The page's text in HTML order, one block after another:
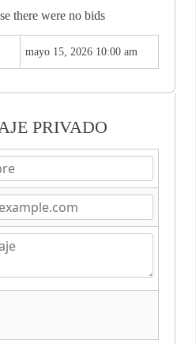
there were no bids
mayo 15, 2026 10:00 am
PRIVADO